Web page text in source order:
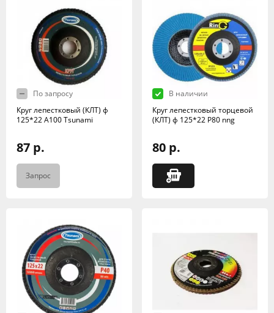
По запросу
Круг лепестковый (КЛТ) ф
125*22 А100 Tsunami
87 р.
Запрос
В наличии
Круг лепестковый торцевой
(КЛТ) ф 125*22 Р80 nng
80 р.